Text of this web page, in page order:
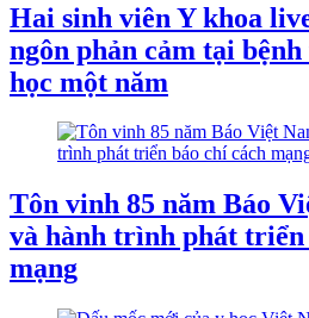
Hai sinh viên Y khoa
ngôn phản cảm tại
học một năm
Tôn vinh 85 năm Báo
và hành trình phát triển
mạng